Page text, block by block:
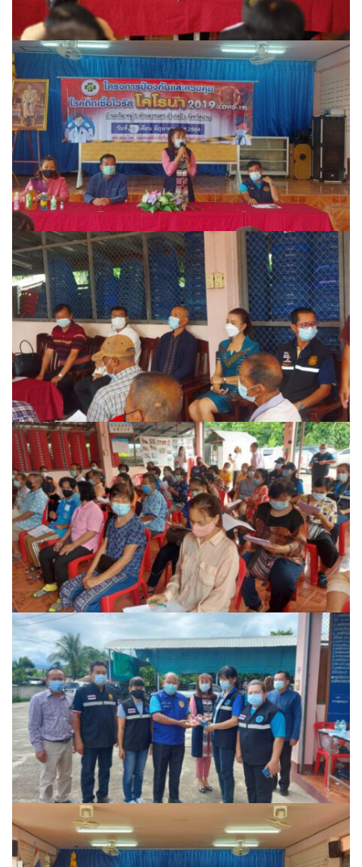
นาเหล่า เก๊าสลี โฮมสเตย์
นาไผ่ปัววิว
บวกบัววิวรีสอร์ท
บ้านกังหัน @ ปัวคอทเทจ
บ้านต้นคูณ
บ้านนาโฮมสเตย์
บ้านปัว ปลายนา
บ้านพักชมดอย
บ้านยลญภา
บ้านริมทุ่งรีสอร์ท
บ้านสวนศรีสุขโฮมสเตย์
บ้านฮิมนาปัว
บ้านไม้ปลายนา
ป.ปิ๊กโฮมสเตย์
ปรางค์ทองแมนชั่น
ปวินท์ศิลป์แกลอรี่แอนด์รีสอร์ท
ปัว พาโนราม่า รีสอร์ท
ปัวตรึงใจ๋ รีสอร์ท
ปัวนาน่านแคมป์ปิ้ง
ปัวพัตรา โฮเทล
ปัวพาราไดซ์เพลส
ปัวสบายรีสอร์ท
ปัวเดอวิว บูติค รีสอร์ท